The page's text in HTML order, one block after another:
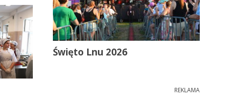
Święto Lnu 2026
REKLAMA